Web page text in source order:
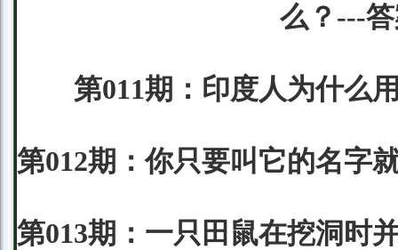
么？---
第011期：印度人为什么
第012期：你只要叫它的名字
第013期：一只田鼠在挖洞时